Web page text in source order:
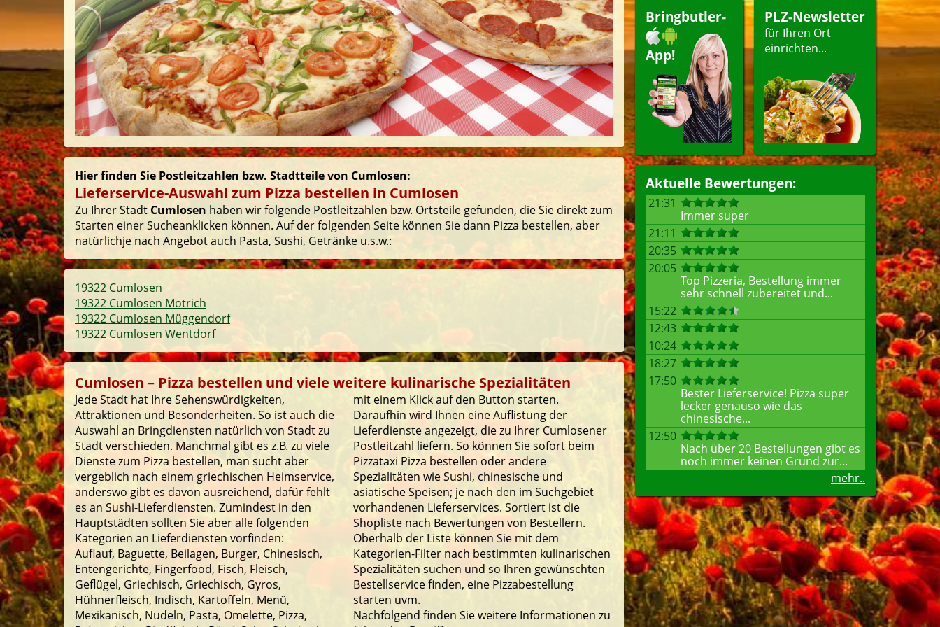
Bringbutler-
App!
PLZ-Newsletter
für Ihren Ort
einrichten...
Aktuelle Bewertungen:
21:31
Immer super
21:11
20:35
20:05
Top Pizzeria, Bestellung immer
sehr schnell zubereitet und...
15:22
12:43
10:24
18:27
17:50
Bester Lieferservice! Pizza super
lecker genauso wie das
chinesische...
12:50
Nach über 20 Bestellungen gibt es
noch immer keinen Grund zur...
mehr..
Hier finden Sie Postleitzahlen bzw. Stadtteile von Cumlosen:
Lieferservice-Auswahl zum Pizza bestellen in Cumlosen
Zu Ihrer Stadt Cumlosen haben wir folgende Postleitzahlen bzw. Ortsteile gefunden, die Sie direkt zum
Starten einer Sucheanklicken können. Auf der folgenden Seite können Sie dann Pizza bestellen, aber
natürlichje nach Angebot auch Pasta, Sushi, Getränke u.s.w.:
19322 Cumlosen
19322 Cumlosen Motrich
19322 Cumlosen Müggendorf
19322 Cumlosen Wentdorf
Cumlosen – Pizza bestellen und viele weitere kulinarische Spezialitäten
Jede Stadt hat Ihre Sehenswürdigkeiten,
Attraktionen und Besonderheiten. So ist auch die
Auswahl an Bringdiensten natürlich von Stadt zu
Stadt verschieden. Manchmal gibt es z.B. zu viele
Dienste zum Pizza bestellen, man sucht aber
vergeblich nach einem griechischen Heimservice,
anderswo gibt es davon ausreichend, dafür fehlt
es an Sushi-Lieferdiensten. Zumindest in den
Hauptstädten sollten Sie aber alle folgenden
Kategorien an Lieferdiensten vorfinden:
Auflauf, Baguette, Beilagen, Burger, Chinesisch,
Entengerichte, Fingerfood, Fisch, Fleisch,
Geflügel, Griechisch, Griechisch, Gyros,
Hühnerfleisch, Indisch, Kartoffeln, Menü,
Mexikanisch, Nudeln, Pasta, Omelette, Pizza,
mit einem Klick auf den Button starten.
Daraufhin wird Ihnen eine Auflistung der
Lieferdienste angezeigt, die zu Ihrer Cumlosener
Postleitzahl liefern. So können Sie sofort beim
Pizzataxi Pizza bestellen oder andere
Spezialitäten wie Sushi, chinesische und
asiatische Speisen; je nach den im Suchgebiet
vorhandenen Lieferservices. Sortiert ist die
Shopliste nach Bewertungen von Bestellern.
Oberhalb der Liste können Sie mit dem
Kategorien-Filter nach bestimmten kulinarischen
Spezialitäten suchen und so Ihren gewünschten
Bestellservice finden, eine Pizzabestellung
starten uvm.
Nachfolgend finden Sie weitere Informationen zu